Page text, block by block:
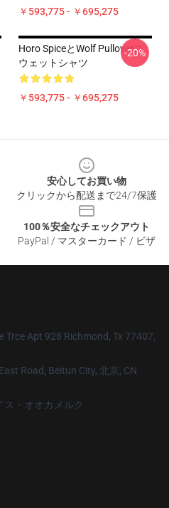
￥593,775 - ￥695,275
Horo SpiceとWolf Pulloverス
ウェットシャツ
￥593,775 - ￥695,275
-20%
安心してお買い物
クリックから配送まで24/7保護
100％安全なチェックアウト
PayPal / マスターカード / ビザ
Trce Apt 928 Richmond, Tx 77407,
Road, Beitun City, 北京, CN
ス・オオカメルク